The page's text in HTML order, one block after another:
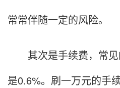
常常伴随一定的风险。
其次是手续费，常见
是0.6%。刷一万元的手